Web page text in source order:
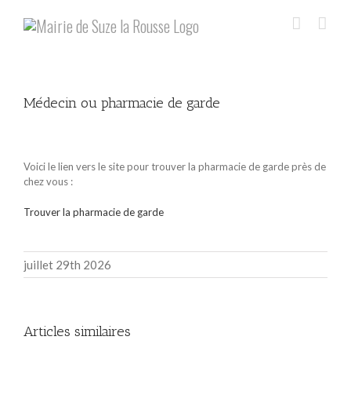
Médecin ou pharmacie de garde
agrandie
Voici le lien vers le site pour trouver la pharmacie de garde près de
chez vous :
Trouver la pharmacie de garde
juillet 29th 2026
Articles similaires